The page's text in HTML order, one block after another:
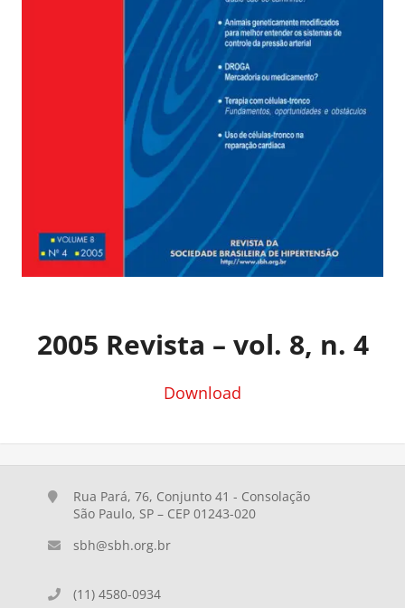
2005 Revista – vol. 8, n. 4
Download
Rua Pará, 76, Conjunto 41 - Consolação
São Paulo, SP – CEP 01243-020
sbh@sbh.org.br
(11) 4580-0934